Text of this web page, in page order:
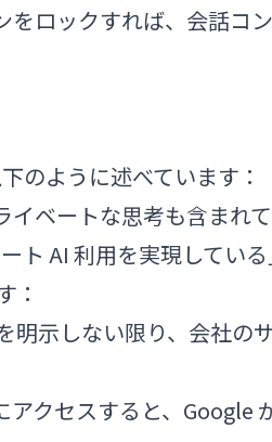
をロックすれば、会話コン
のように述べています：
イベートな思考も含まれて
ト AI 利用を実現している
：
明示しない限り、会社のサ
アクセスすると、Google